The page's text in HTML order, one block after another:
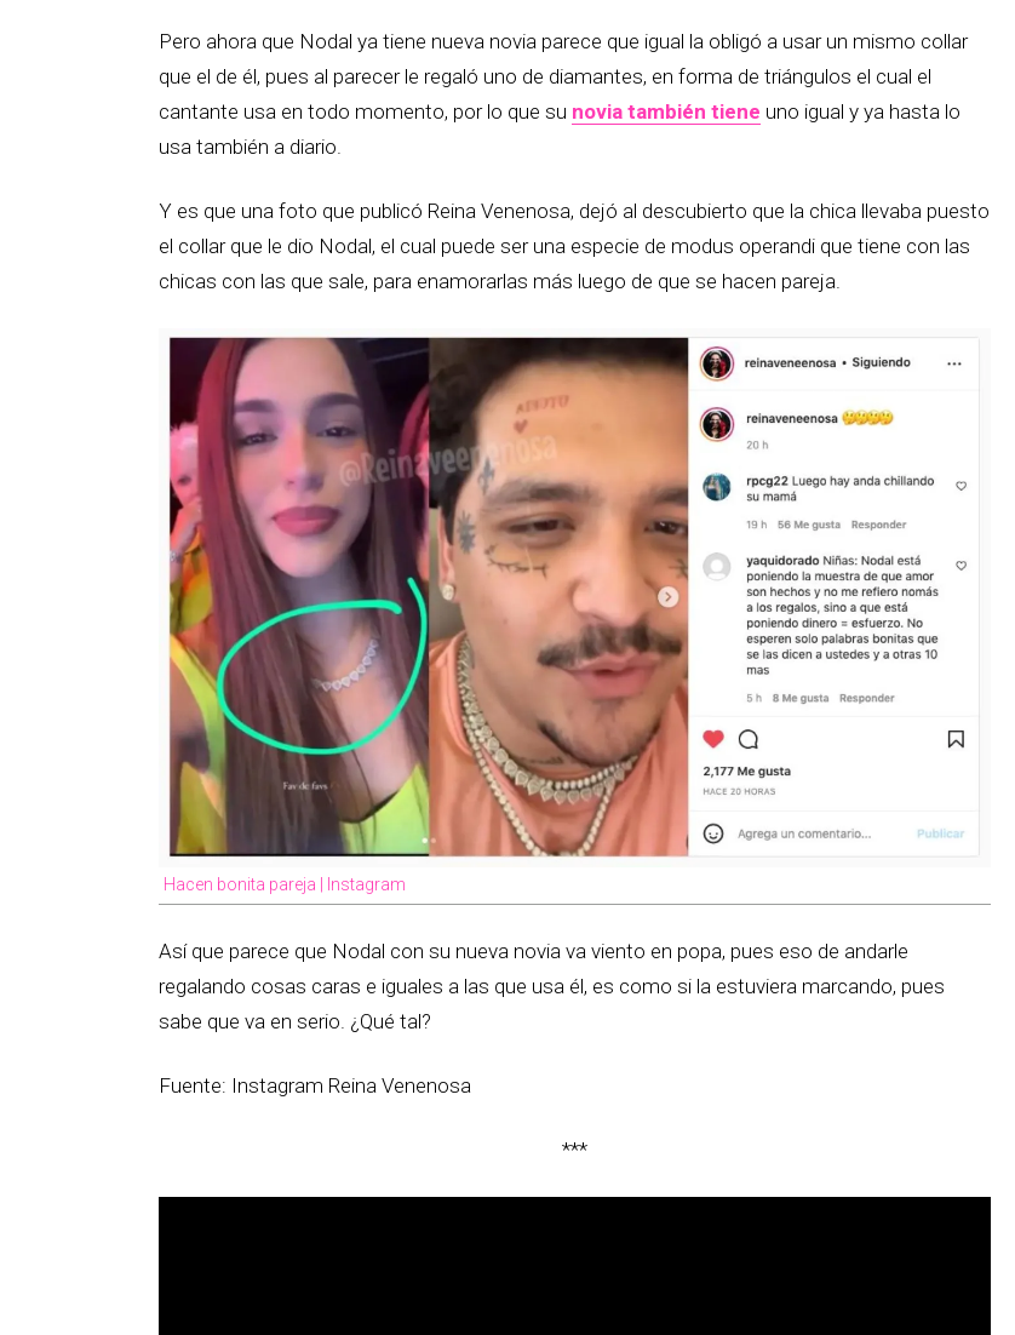
Pero ahora que Nodal ya tiene nueva novia parece que igual la obligó a usar un mismo collar
que el de él, pues al parecer le regaló uno de diamantes, en forma de triángulos el cual el
cantante usa en todo momento, por lo que su novia también tiene uno igual y ya hasta lo
usa también a diario.
Y es que una foto que publicó Reina Venenosa, dejó al descubierto que la chica llevaba puesto
el collar que le dio Nodal, el cual puede ser una especie de modus operandi que tiene con las
chicas con las que sale, para enamorarlas más luego de que se hacen pareja.
Hacen bonita pareja | Instagram
Así que parece que Nodal con su nueva novia va viento en popa, pues eso de andarle
regalando cosas caras e iguales a las que usa él, es como si la estuviera marcando, pues
sabe que va en serio. ¿Qué tal?
Fuente: Instagram Reina Venenosa
***